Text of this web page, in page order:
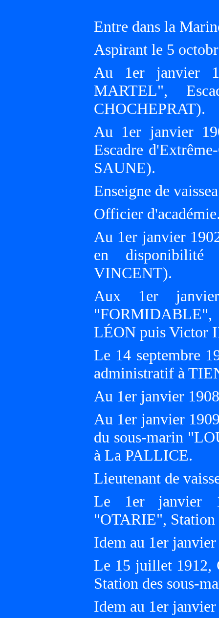
Entre dans la
Aspirant le 5
Au 1er janvier
MARTEL",
CHOCHEPRAT).
Au 1er janvier
Escadre
SAUNE).
Enseigne de
Officier
Au 1er janvier
en
VINCENT).
Aux 1er
"FORMIDABLE",
LÉON puis Victor
Le 14 septembre
administratif à
Au 1er janvier
Au 1er janvier
du sous-marin
à La PALLICE.
Lieutenant de
Le 1er janvier
"OTARIE", Station
Idem au 1er
Le 15 juillet 1912,
Station des sous-
Idem au 1er